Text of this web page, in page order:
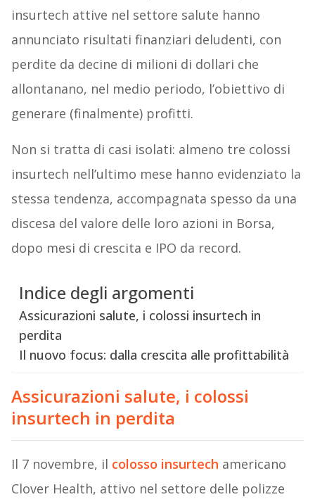
insurtech attive nel settore salute hanno
annunciato risultati finanziari deludenti, con
perdite da decine di milioni di dollari che
allontanano, nel medio periodo, l’obiettivo di
generare (finalmente) profitti.
Non si tratta di casi isolati: almeno tre colossi
insurtech nell’ultimo mese hanno evidenziato la
stessa tendenza, accompagnata spesso da una
discesa del valore delle loro azioni in Borsa,
dopo mesi di crescita e IPO da record.
Indice degli argomenti
Assicurazioni salute, i colossi insurtech in
perdita
Il nuovo focus: dalla crescita alle profittabilità
Assicurazioni salute, i colossi
insurtech in perdita
Il 7 novembre, il colosso insurtech americano
Clover Health, attivo nel settore delle polizze